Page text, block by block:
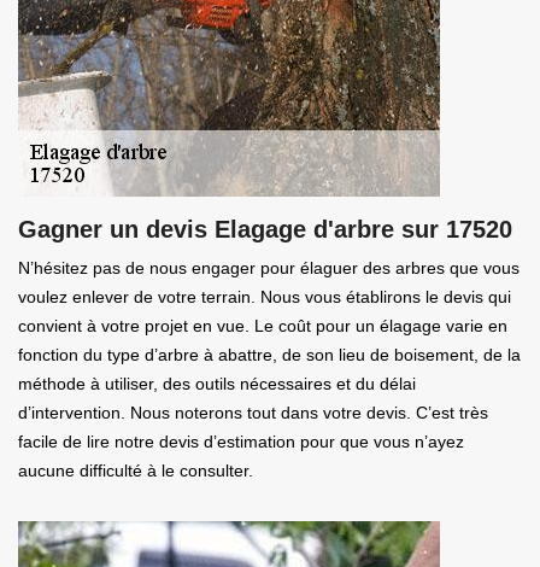
Gagner un devis Elagage d'arbre sur 17520
N’hésitez pas de nous engager pour élaguer des arbres que vous
voulez enlever de votre terrain. Nous vous établirons le devis qui
convient à votre projet en vue. Le coût pour un élagage varie en
fonction du type d’arbre à abattre, de son lieu de boisement, de la
méthode à utiliser, des outils nécessaires et du délai
d’intervention. Nous noterons tout dans votre devis. C’est très
facile de lire notre devis d’estimation pour que vous n’ayez
aucune difficulté à le consulter.